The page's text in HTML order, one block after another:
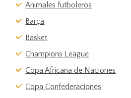
Animales futboleros
Barça
Basket
Champions League
Copa Africana de Naciones
Copa Confederaciones